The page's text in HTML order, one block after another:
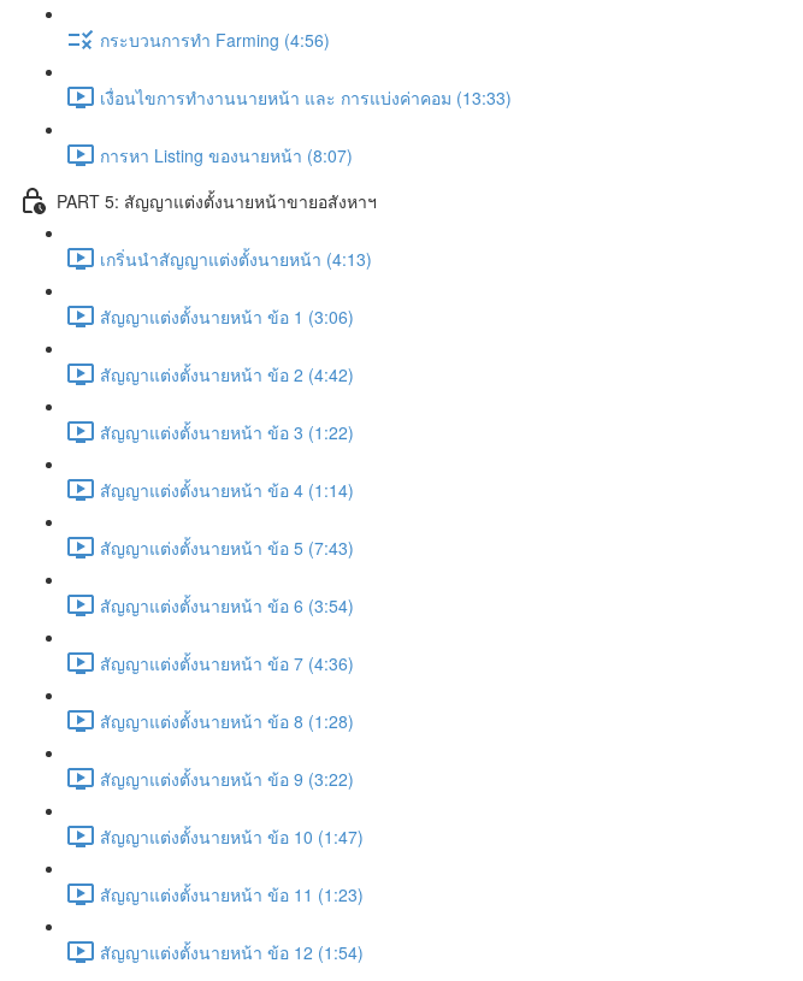
กระบวนการทำ Farming (4:56)
เงื่อนไขการทำงานนายหน้า และ การแบ่งค่าคอม (13:33)
การหา Listing ของนายหน้า (8:07)
PART 5: สัญญาแต่งตั้งนายหน้าขายอสังหาฯ
เกริ่นนำสัญญาแต่งตั้งนายหน้า (4:13)
สัญญาแต่งตั้งนายหน้า ข้อ 1 (3:06)
สัญญาแต่งตั้งนายหน้า ข้อ 2 (4:42)
สัญญาแต่งตั้งนายหน้า ข้อ 3 (1:22)
สัญญาแต่งตั้งนายหน้า ข้อ 4 (1:14)
สัญญาแต่งตั้งนายหน้า ข้อ 5 (7:43)
สัญญาแต่งตั้งนายหน้า ข้อ 6 (3:54)
สัญญาแต่งตั้งนายหน้า ข้อ 7 (4:36)
สัญญาแต่งตั้งนายหน้า ข้อ 8 (1:28)
สัญญาแต่งตั้งนายหน้า ข้อ 9 (3:22)
สัญญาแต่งตั้งนายหน้า ข้อ 10 (1:47)
สัญญาแต่งตั้งนายหน้า ข้อ 11 (1:23)
สัญญาแต่งตั้งนายหน้า ข้อ 12 (1:54)